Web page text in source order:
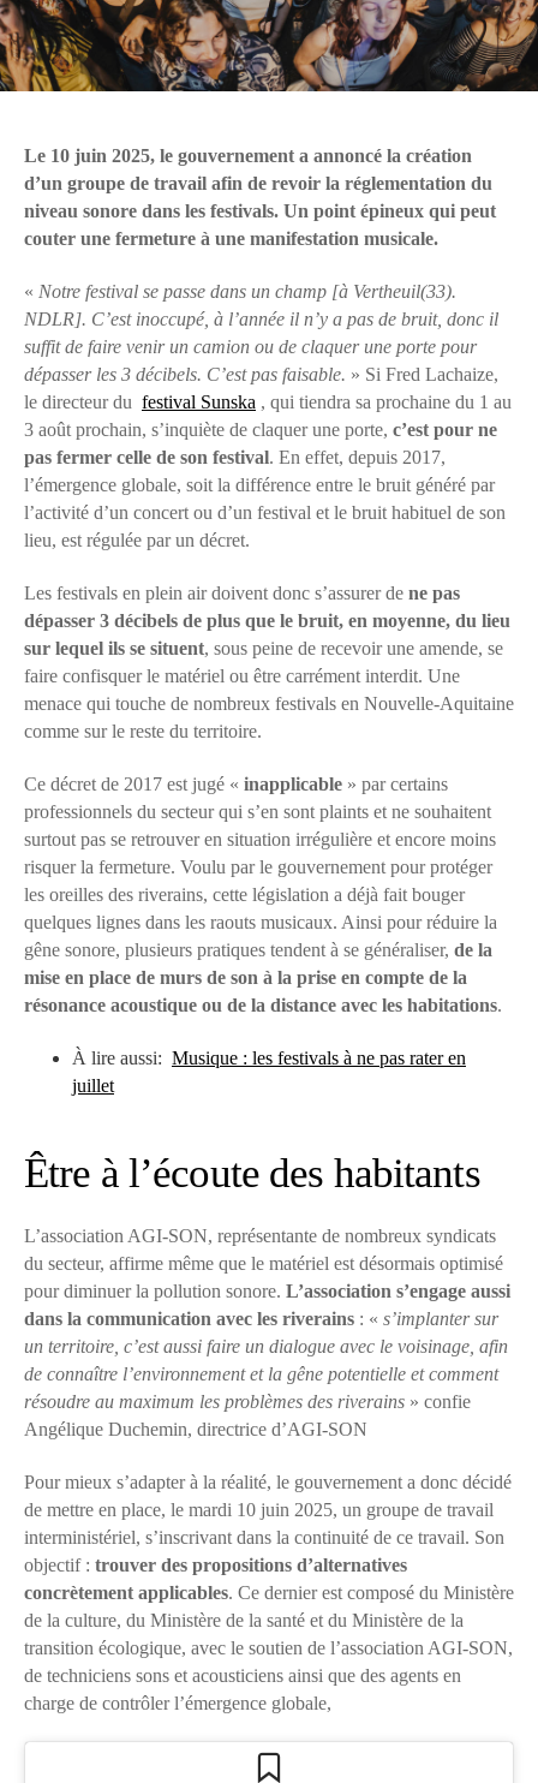
Le 10 juin 2025, le gouvernement a annoncé la création
d’un groupe de travail afin de revoir la réglementation du
niveau sonore dans les festivals. Un point épineux qui peut
couter une fermeture à une manifestation musicale.
« Notre festival se passe dans un champ [à Vertheuil(33).
NDLR]. C’est inoccupé, à l’année il n’y a pas de bruit, donc il
suffit de faire venir un camion ou de claquer une porte pour
dépasser les 3 décibels. C’est pas faisable. » Si Fred Lachaize,
le directeur du festival Sunska , qui tiendra sa prochaine du 1 au
3 août prochain, s’inquiète de claquer une porte, c’est pour ne
pas fermer celle de son festival. En effet, depuis 2017,
l’émergence globale, soit la différence entre le bruit généré par
l’activité d’un concert ou d’un festival et le bruit habituel de son
lieu, est régulée par un décret.
Les festivals en plein air doivent donc s’assurer de ne pas
dépasser 3 décibels de plus que le bruit, en moyenne, du lieu
sur lequel ils se situent, sous peine de recevoir une amende, se
faire confisquer le matériel ou être carrément interdit. Une
menace qui touche de nombreux festivals en Nouvelle-Aquitaine
comme sur le reste du territoire.
Ce décret de 2017 est jugé « inapplicable » par certains
professionnels du secteur qui s’en sont plaints et ne souhaitent
surtout pas se retrouver en situation irrégulière et encore moins
risquer la fermeture. Voulu par le gouvernement pour protéger
les oreilles des riverains, cette législation a déjà fait bouger
quelques lignes dans les raouts musicaux. Ainsi pour réduire la
gêne sonore, plusieurs pratiques tendent à se généraliser, de la
mise en place de murs de son à la prise en compte de la
résonance acoustique ou de la distance avec les habitations.
À lire aussi: Musique : les festivals à ne pas rater en
juillet
Être à l’écoute des habitants
L’association AGI-SON, représentante de nombreux syndicats
du secteur, affirme même que le matériel est désormais optimisé
pour diminuer la pollution sonore. L’association s’engage aussi
dans la communication avec les riverains : « s’implanter sur
un territoire, c’est aussi faire un dialogue avec le voisinage, afin
de connaître l’environnement et la gêne potentielle et comment
résoudre au maximum les problèmes des riverains » confie
Angélique Duchemin, directrice d’AGI-SON
Pour mieux s’adapter à la réalité, le gouvernement a donc décidé
de mettre en place, le mardi 10 juin 2025, un groupe de travail
interministériel, s’inscrivant dans la continuité de ce travail. Son
objectif : trouver des propositions d’alternatives
concrètement applicables. Ce dernier est composé du Ministère
de la culture, du Ministère de la santé et du Ministère de la
transition écologique, avec le soutien de l’association AGI-SON,
de techniciens sons et acousticiens ainsi que des agents en
charge de contrôler l’émergence globale,